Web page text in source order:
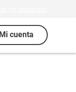
Mi cuenta